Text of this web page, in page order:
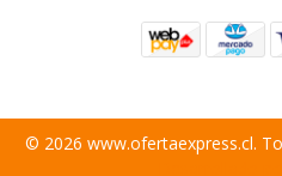
© 2026 www.ofertaexpress.cl.